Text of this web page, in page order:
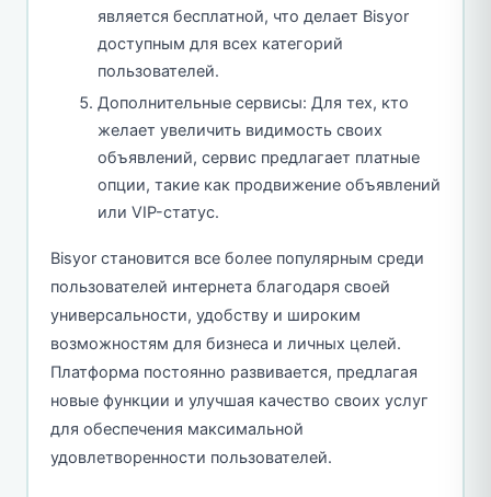
является бесплатной, что делает Bisyor
доступным для всех категорий
пользователей.
Дополнительные сервисы: Для тех, кто
желает увеличить видимость своих
объявлений, сервис предлагает платные
опции, такие как продвижение объявлений
или VIP-статус.
Bisyor становится все более популярным среди
пользователей интернета благодаря своей
универсальности, удобству и широким
возможностям для бизнеса и личных целей.
Платформа постоянно развивается, предлагая
новые функции и улучшая качество своих услуг
для обеспечения максимальной
удовлетворенности пользователей.